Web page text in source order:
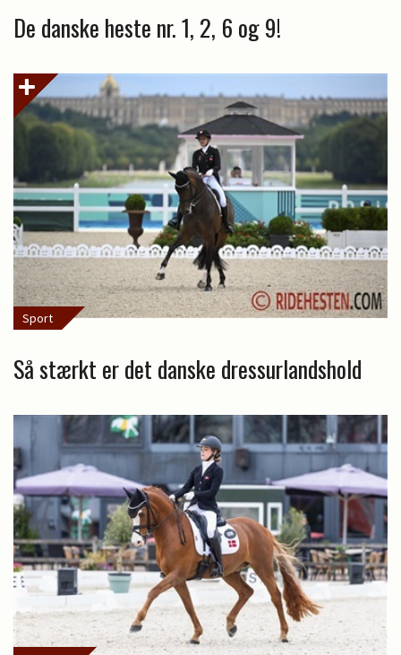
De danske heste nr. 1, 2, 6 og 9!
Sport
Så stærkt er det danske dressurlandshold